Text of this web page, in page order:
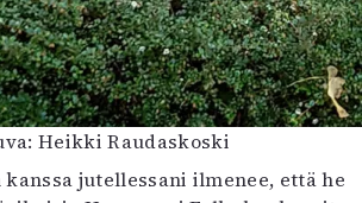
Heikki Raudaskoski
jutellessani ilmenee, että he